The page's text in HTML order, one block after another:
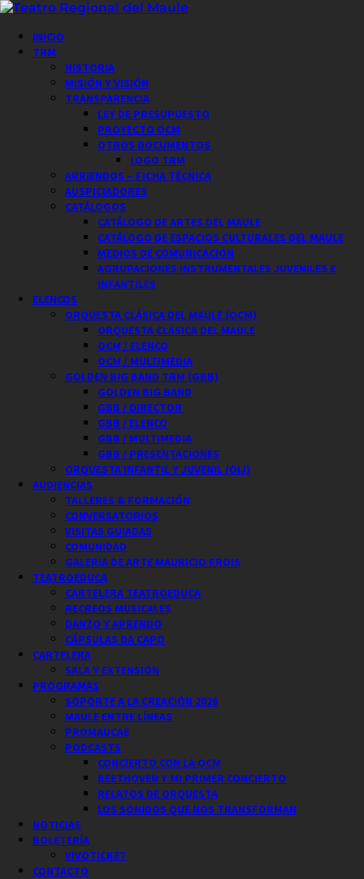
Saltar
contenido
Menú
principal
INICIO
TRM
HISTORIA
MISIÓN Y VISIÓN
TRANSPARENCIA
LEY DE PRESUPUESTO
PROYECTO OCM
OTROS DOCUMENTOS
LOGO TRM
ARRIENDOS – FICHA TÉCNICA
AUSPICIADORES
CATÁLOGOS
CATÁLOGO DE ARTES DEL MAULE
CATÁLOGO DE ESPACIOS CULTURALES DEL MAULE
MEDIOS DE COMUNICACIÓN
AGRUPACIONES INSTRUMENTALES JUVENILES E
INFANTILES
ELENCOS
ORQUESTA CLÁSICA DEL MAULE (OCM)
ORQUESTA CLÁSICA DEL MAULE
OCM / ELENCO
OCM / MULTIMEDIA
GOLDEN BIG BAND TRM (GBB)
GOLDEN BIG BAND
GBB / DIRECTOR
GBB / ELENCO
GBB / MULTIMEDIA
GBB / PRESENTACIONES
ORQUESTA INFANTIL Y JUVENIL (OIJ)
AUDIENCIAS
TALLERES & FORMACIÓN
CONVERSATORIOS
VISITAS GUIADAS
COMUNIDAD
GALERIA DE ARTE MAURICIO FROIS
TEATROEDUCA
CARTELERA TEATROEDUCA
RECREOS MUSICALES
DANZO Y APRENDO
CÁPSULAS DA CAPO
CARTELERA
SALA Y EXTENSIÓN
PROGRAMAS
SOPORTE A LA CREACIÓN 2026
MAULE ENTRE LÍNEAS
PROMAUCAE
PODCASTS
CONCIERTO CON LA OCM
BEETHOVEN Y MI PRIMER CONCIERTO
RELATOS DE ORQUESTA
LOS SONIDOS QUE NOS TRANSFORMAN
NOTICIAS
BOLETERÍA
VIVOTICKET
CONTACTO